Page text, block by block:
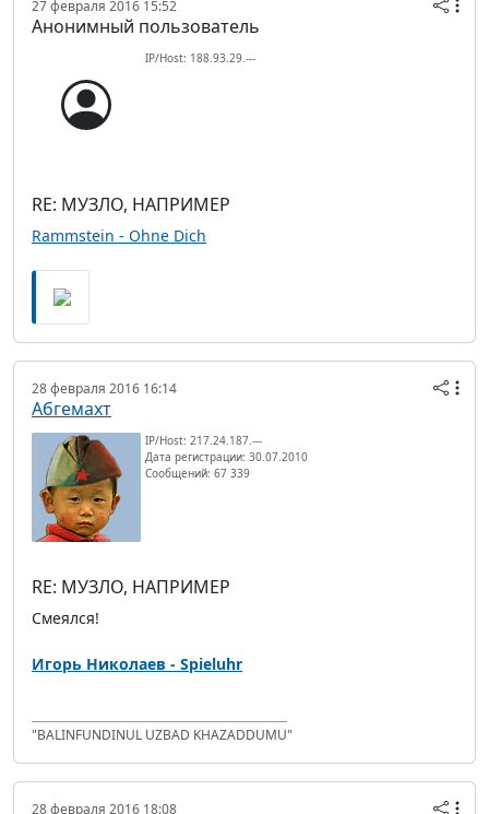
27 февраля 2016 15:52
Анонимный пользователь
IP/Host: 188.93.29.---
RE: МУЗЛО, НАПРИМЕР
Rammstein - Ohne Dich
28 февраля 2016 16:14
Абгемахт
IP/Host: 217.24.187.---
Дата регистрации: 30.07.2010
Сообщений: 67 339
RE: МУЗЛО, НАПРИМЕР
Смеялся!
Игорь Николаев - Spieluhr
"BALINFUNDINUL UZBAD KHAZADDUMU"
28 февраля 2016 18:08